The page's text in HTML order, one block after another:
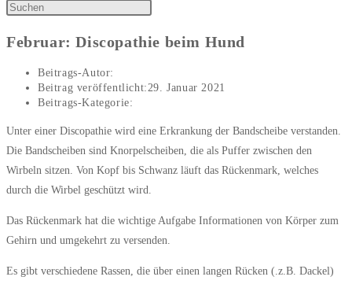
Februar: Discopathie beim Hund
Beitrags-Autor:
Beitrag veröffentlicht:29. Januar 2021
Beitrags-Kategorie:
Unter einer Discopathie wird eine Erkrankung der Bandscheibe verstanden.
Die Bandscheiben sind Knorpelscheiben, die als Puffer zwischen den
Wirbeln sitzen. Von Kopf bis Schwanz läuft das Rückenmark, welches
durch die Wirbel geschützt wird.
Das Rückenmark hat die wichtige Aufgabe Informationen von Körper zum
Gehirn und umgekehrt zu versenden.
Es gibt verschiedene Rassen, die über einen langen Rücken (.z.B. Dackel)